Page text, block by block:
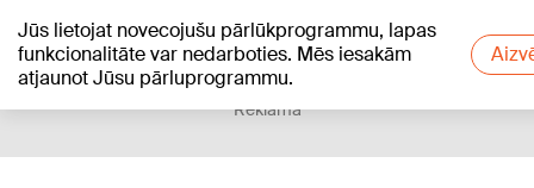
Jūs lietojat novecojušu pārlūkprogrammu, lapas
funkcionalitāte var nedarboties. Mēs iesakām
atjaunot Jūsu pārluprogrammu.
+20°C
Reklāma